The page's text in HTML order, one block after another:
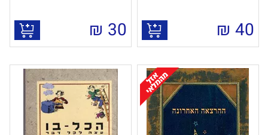
40
₪
30
₪